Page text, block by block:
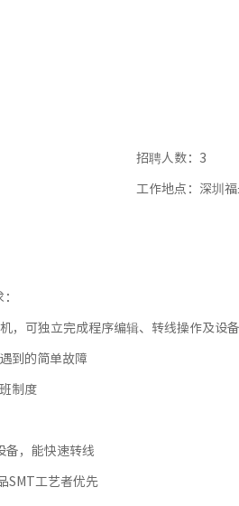
招聘人数：3
工作地点：深圳
，可独立完成程序编辑、转线操作及设
到的简单故障
制度
备，能快速转线
SMT工艺者优先